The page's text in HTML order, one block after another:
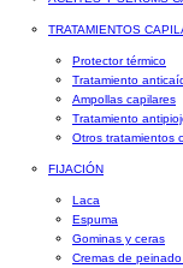
TRATAMIENTOS
Protector térmico
Tratamiento
Ampollas capilares
Tratamiento
Otros tratamientos
FIJACIÓN
Laca
Espuma
Gominas y ceras
Cremas de